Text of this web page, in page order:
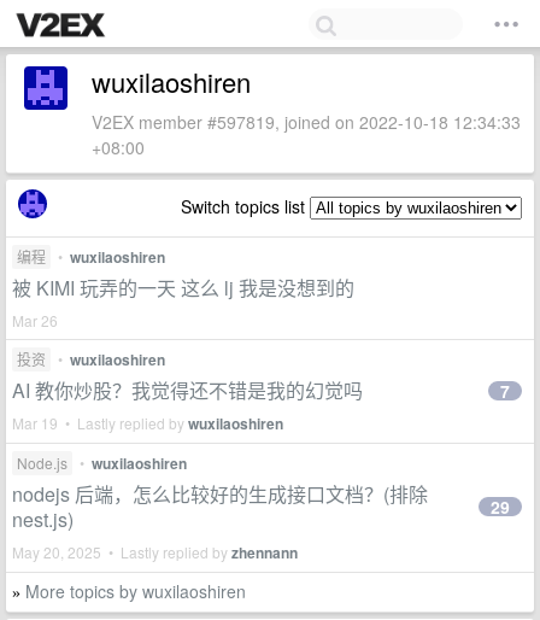
wuxilaoshiren
V2EX member #597819, joined on 2022-10-18 12:34:33
+08:00
Switch topics list
编程 • wuxilaoshiren
被 KIMI 玩弄的一天 这么 lj 我是没想到的
Mar 26
投资
• wuxilaoshiren
AI 教你炒股？我觉得还不错是我的幻觉吗
Mar 19 • Lastly replied bywuxilaoshiren
7
Node.js • wuxilaoshiren
nodejs 后端，怎么比较好的生成接口文档？(排除
nest.js)
May 20, 2025 • Lastly replied byzhennann
29
» More topics by wuxilaoshiren